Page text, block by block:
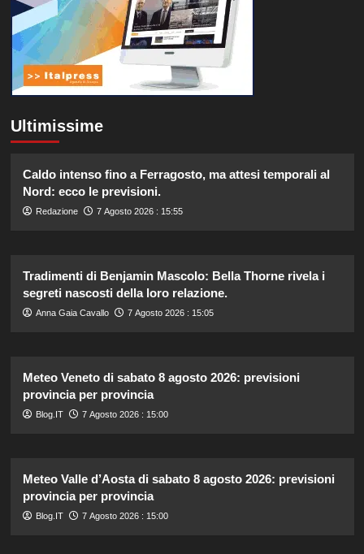
Ultimissime
Caldo intenso fino a Ferragosto, ma attesi temporali al
Nord: ecco le previsioni.
Redazione 7 Agosto 2026 : 15:55
Tradimenti di Benjamin Mascolo: Bella Thorne rivela i
segreti nascosti della loro relazione.
Anna Gaia Cavallo 7 Agosto 2026 : 15:05
Meteo Veneto di sabato 8 agosto 2026: previsioni
provincia per provincia
Blog.IT 7 Agosto 2026 : 15:00
Meteo Valle d’Aosta di sabato 8 agosto 2026: previsioni
provincia per provincia
Blog.IT 7 Agosto 2026 : 15:00